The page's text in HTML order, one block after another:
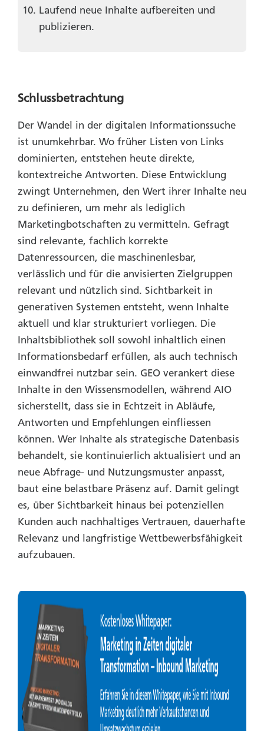
Laufend neue Inhalte aufbereiten und
publizieren.
Schlussbetrachtung
Der Wandel in der digitalen Informationssuche
ist unumkehrbar. Wo früher Listen von Links
dominierten, entstehen heute direkte,
kontextreiche Antworten. Diese Entwicklung
zwingt Unternehmen, den Wert ihrer Inhalte neu
zu definieren, um mehr als lediglich
Marketingbotschaften zu vermitteln. Gefragt
sind relevante, fachlich korrekte
Datenressourcen, die maschinenlesbar,
verlässlich und für die anvisierten Zielgruppen
relevant und nützlich sind. Sichtbarkeit in
generativen Systemen entsteht, wenn Inhalte
aktuell und klar strukturiert vorliegen. Die
Inhaltsbibliothek soll sowohl inhaltlich einen
Informationsbedarf erfüllen, als auch technisch
einwandfrei nutzbar sein. GEO verankert diese
Inhalte in den Wissensmodellen, während AIO
sicherstellt, dass sie in Echtzeit in Abläufe,
Antworten und Empfehlungen einfliessen
können. Wer Inhalte als strategische Datenbasis
behandelt, sie kontinuierlich aktualisiert und an
neue Abfrage- und Nutzungsmuster anpasst,
baut eine belastbare Präsenz auf. Damit gelingt
es, über Sichtbarkeit hinaus bei potenziellen
Kunden auch nachhaltiges Vertrauen, dauerhafte
Relevanz und langfristige Wettbewerbsfähigkeit
aufzubauen.